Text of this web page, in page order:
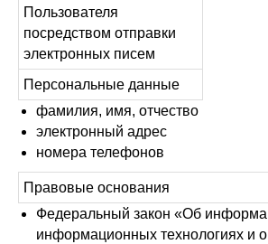
Пользователя
посредством отправки
электронных писем
Персональные данные
фамилия, имя, отчество
электронный адрес
номера телефонов
Правовые основания
Федеральный закон «Об
информационных технологиях и